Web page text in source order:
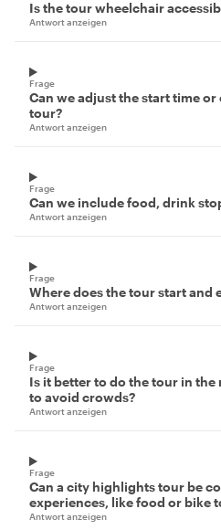
Is the tour wheelchair
Antwort anzeigen
Frage
Can we adjust the start time
tour?
Antwort anzeigen
Frage
Can we include food, drink
Antwort anzeigen
Frage
Where does the tour start and
Antwort anzeigen
Frage
Is it better to do the tour in
to avoid crowds?
Antwort anzeigen
Frage
Can a city highlights tour be
experiences, like food or bike
Antwort anzeigen